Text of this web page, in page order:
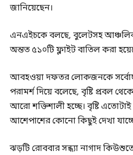
জানিয়েছেন।
এনএইচকে বলছে, বুলেটসহ আঞ্চলিক
অন্তত ৫১০টি ফ্লাইট বাতিল করা
আবহওয়া দফতর লোকজনকে
পরামর্শ দিয়ে বলেছে, বৃষ্টি প্রবল
আরো শক্তিশালী হচ্ছে। বৃষ্টি এতোটাই
আশেপাশের কোনো কিছুই দেখা
ঝড়টি রোববার সন্ধ্যা নাগাদ